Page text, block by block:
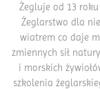
Żegluje od 13
Żeglarstwo dla
wiatrem co daje
zmiennych sił
i morskich
szkolenia